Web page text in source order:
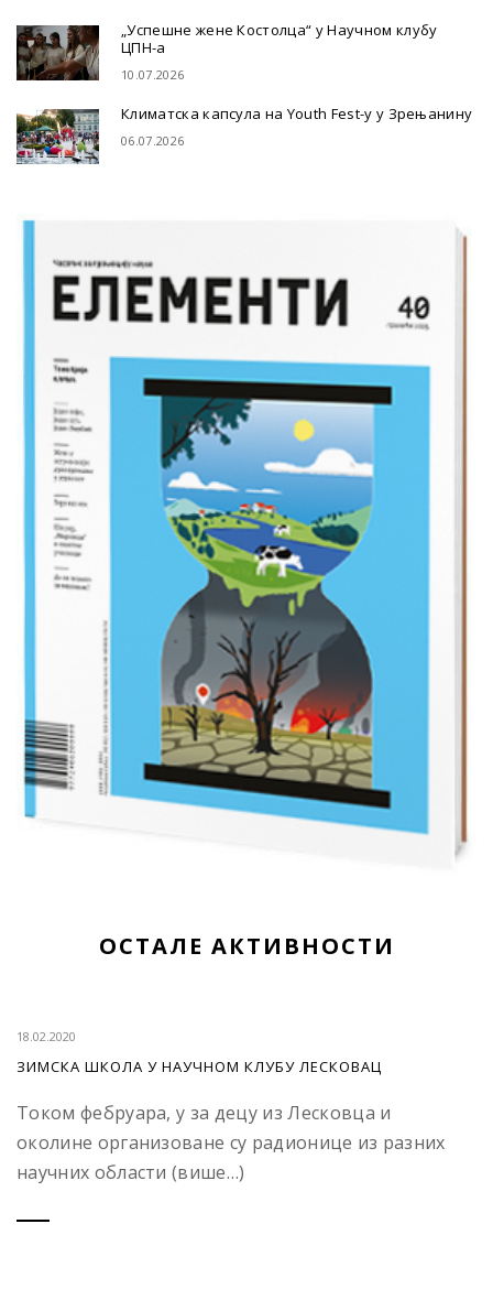
„Успешне жене Костолца“ у Научном клубу
ЦПН-а
10.07.2026
Климатска капсула на Youth Fest-у у Зрењанину
06.07.2026
ОСТАЛЕ АКТИВНОСТИ
18.02.2020
ЗИМСКА ШКОЛА У НАУЧНОМ КЛУБУ ЛЕСКОВАЦ
Током фебруара, у за децу из Лесковца и
околине организоване су радионице из разних
научних области (више…)